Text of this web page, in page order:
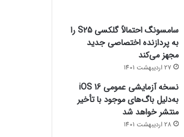
سامسونگ احتمالاً گلکسی S25 را
به پردازنده اختصاصی جدید
مجهز می‌کند
27 اردیبهشت 1401
نسخه آزمایشی عمومی iOS 16
به‌دلیل باگ‌های موجود با تأخیر
منتشر خواهد شد
28 اردیبهشت 1401